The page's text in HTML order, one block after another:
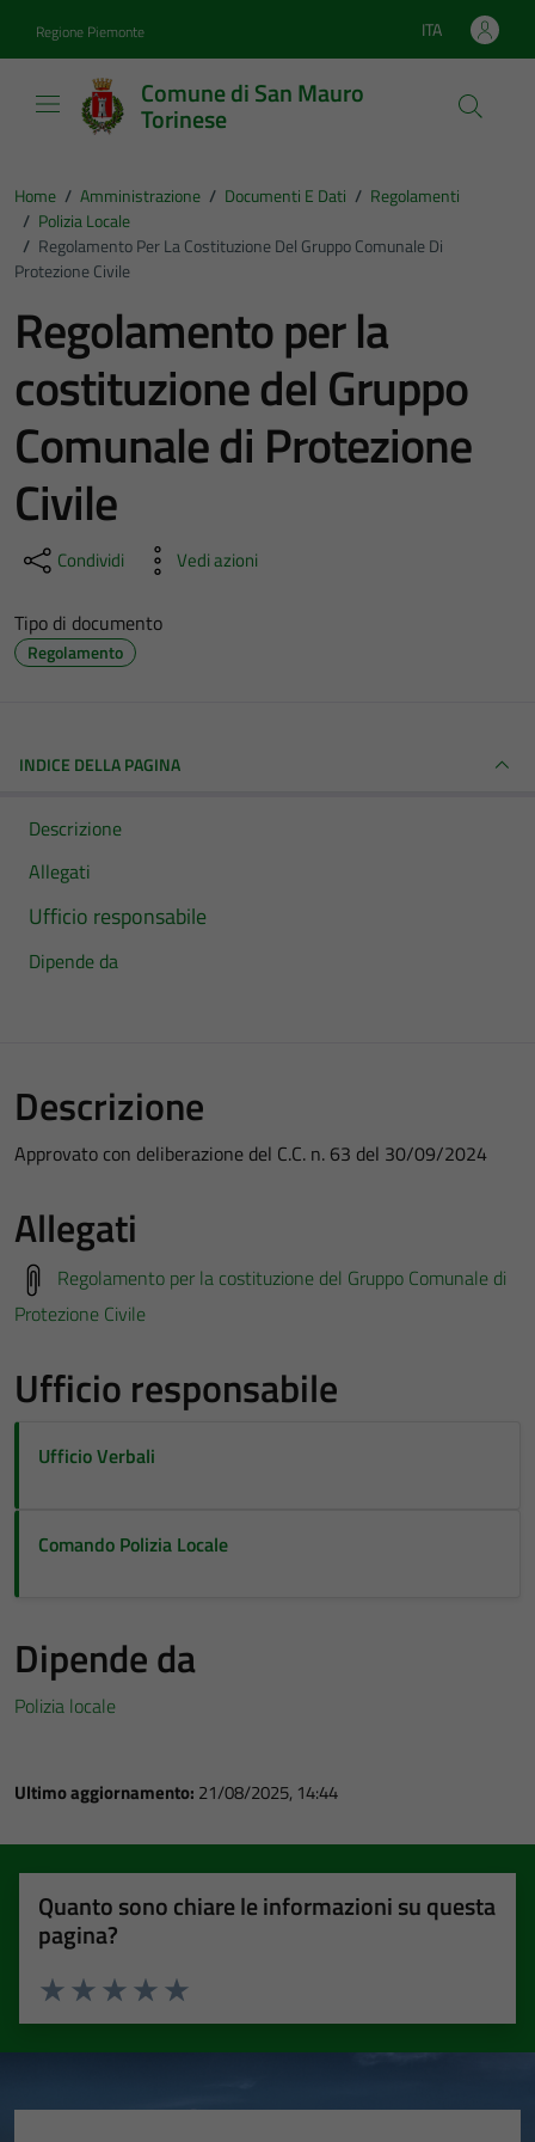
Regione Piemonte Lingua attiva:
ITA
Comune di San Mauro
Torinese
Home / Amministrazione / Documenti E Dati / Regolamenti
/ Polizia Locale
/ Regolamento Per La Costituzione Del Gruppo Comunale Di
Protezione Civile
Regolamento per la
costituzione del Gruppo
Comunale di Protezione
Civile
Condividi Vedi azioni
Tipo di documento
Regolamento
INDICE DELLA PAGINA
Descrizione
Allegati
Ufficio responsabile
Dipende da
Descrizione
Approvato con deliberazione del C.C. n. 63 del 30/09/2024
Allegati
Regolamento per la costituzione del Gruppo Comunale di
Protezione Civile
Ufficio responsabile
Ufficio Verbali
Comando Polizia Locale
Dipende da
Polizia locale
Ultimo aggiornamento: 21/08/2025, 14:44
Quanto sono chiare le informazioni su questa
pagina?
Valuta 5 stelle su 5
Valuta 4 stelle su 5
Valuta 3 stelle su 5
Valuta 2 stelle su 5
Valuta 1 stelle su 5